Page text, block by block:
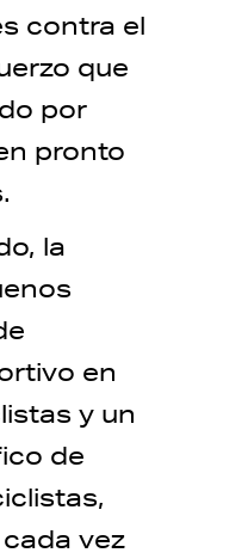
contra el
que
por
pronto
la
en
y un
de
vez